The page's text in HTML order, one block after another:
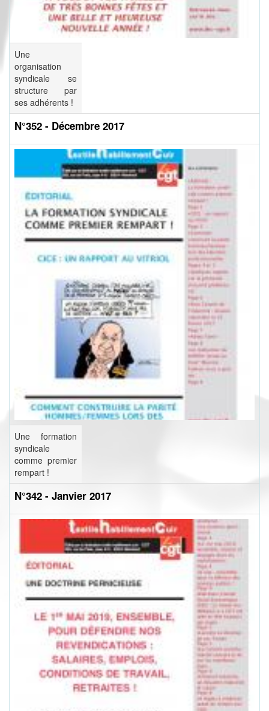
Une
organisation
syndicale se
structure par
ses adhérents !
N°352 - Décembre 2017
Une formation
syndicale
comme premier
rempart !
N°342 - Janvier 2017